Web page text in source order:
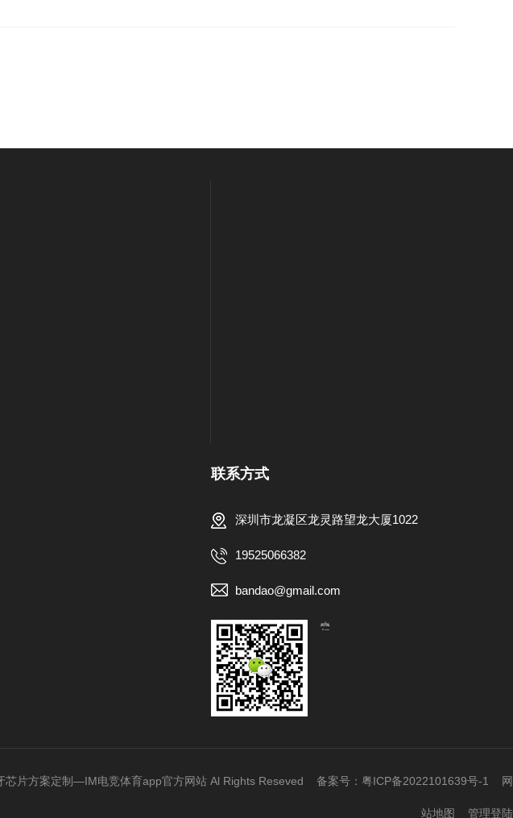
联系方式
深圳市龙凝区龙灵路望龙大厦1022
19525066382
bandao@gmail.com
【扫一扫，关注我们】
芯片方案定制—IM电竞体育app官方网站 Al Rights Reseved 备案号： 粤ICP备2022101639号-1 网
站地图 管理登陆